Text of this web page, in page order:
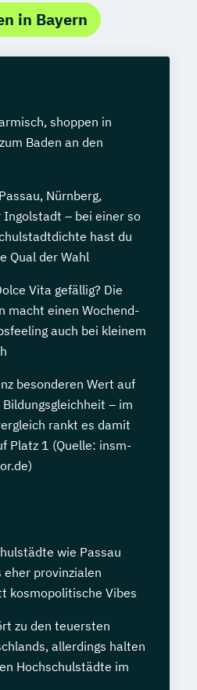
in Bayern
shoppen in
Baden an den
Nürnberg,
Ingolstadt – bei einer so
hast du
Qual der Wahl
Vita gefällig? Die
macht einen Wochend-
auch bei kleinem
besonderen Wert auf
– im
rankt es damit
Platz 1 (Quelle: insm-
wie Passau
provinzialen
kosmopolitische Vibes
zu den teuersten
allerdings halten
Hochschulstädte im